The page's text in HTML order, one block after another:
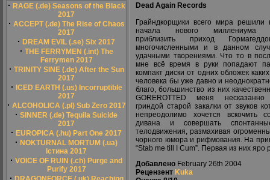
· RAGE (.de) Seasons of the Black
2017
· ACCEPT (.de) The Rise of Chaos
2017
· DREAM EVIL (.se) Six 2017
· THE FERRYMEN (.int) The
Ferrymen 2017
· TRINITY SINE (.de) After the Sun
2017
· ICED EARTH (.us) Incorruptible
2017
· ALCOHOLICA (.pl) Sub Zero 2017
· SINNER (.de) Tequila Suicide
2017
· EUROPICA (.hu) Part One 2017
· NOKTURNAL MORTUM (.ua)
Істина 2017
· VOICE OF RUIN (.ch) Purge and
Purify 2017
Dead Again Records
Грайндкорщики всего мира решили
начала нового миллениума
приблизить приход
многочисленными и в данном
удачными творениями. Что то в
мне всё время в руки попадают
компакт диски от одних обложек
человека бы уже давно и
благо, большинство из них
GOREROTTED меня несказанно
гриндой старой закалки от звуков
непреодолимо хочется вскочмть
дивана и совершать
телодвижения, размахивая
чорного юмора и рифмования. На
“Stab me till I Cum”. Первая из них
Добавлено February 26th 2004
Рецензент Kuka